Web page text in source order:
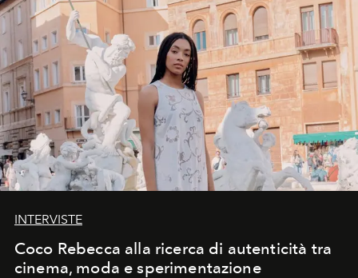
INTERVISTE
Coco Rebecca alla ricerca di autenticità tra
cinema, moda e sperimentazione